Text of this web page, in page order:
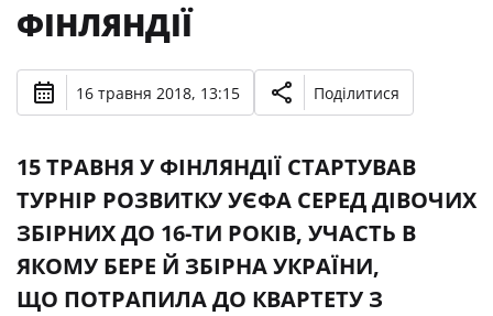
ФІНЛЯНДІЇ
16 травня 2018, 13:15 Поділитися
15 ТРАВНЯ У ФІНЛЯНДІЇ СТАРТУВАВ
ТУРНІР РОЗВИТКУ УЄФА СЕРЕД ДІВОЧИХ
ЗБІРНИХ ДО 16-ТИ РОКІВ, УЧАСТЬ В
ЯКОМУ БЕРЕ Й ЗБІРНА УКРАЇНИ,
ЩО ПОТРАПИЛА ДО КВАРТЕТУ З